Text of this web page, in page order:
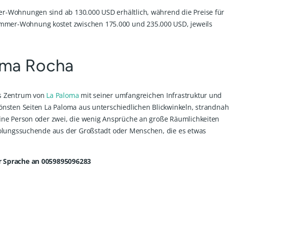
Wohnungen sind ab 130.000 USD erhältlich, während die Preise für
Wohnung kostet zwischen 175.000 und 235.000 USD, jeweils
Rocha
Zentrum von La Paloma mit seiner umfangreichen Infrastruktur und
Seiten La Paloma aus unterschiedlichen Blickwinkeln, strandnah
Person oder zwei, die wenig Ansprüche an große Räumlichkeiten
aus der Großstadt oder Menschen, die es etwas
an 0059895096283